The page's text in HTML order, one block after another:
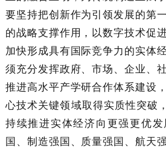
要坚持把创新作为引领发展的第
的战略支撑作用，以数字技术促
加快形成具有国际竞争力的实体
须充分发挥政府、市场、企业、
推进高水平产学研合作体系建设
心技术关键领域取得实质性突破
持续推进实体经济向更强更优
国、制造强国、质量强国、航天